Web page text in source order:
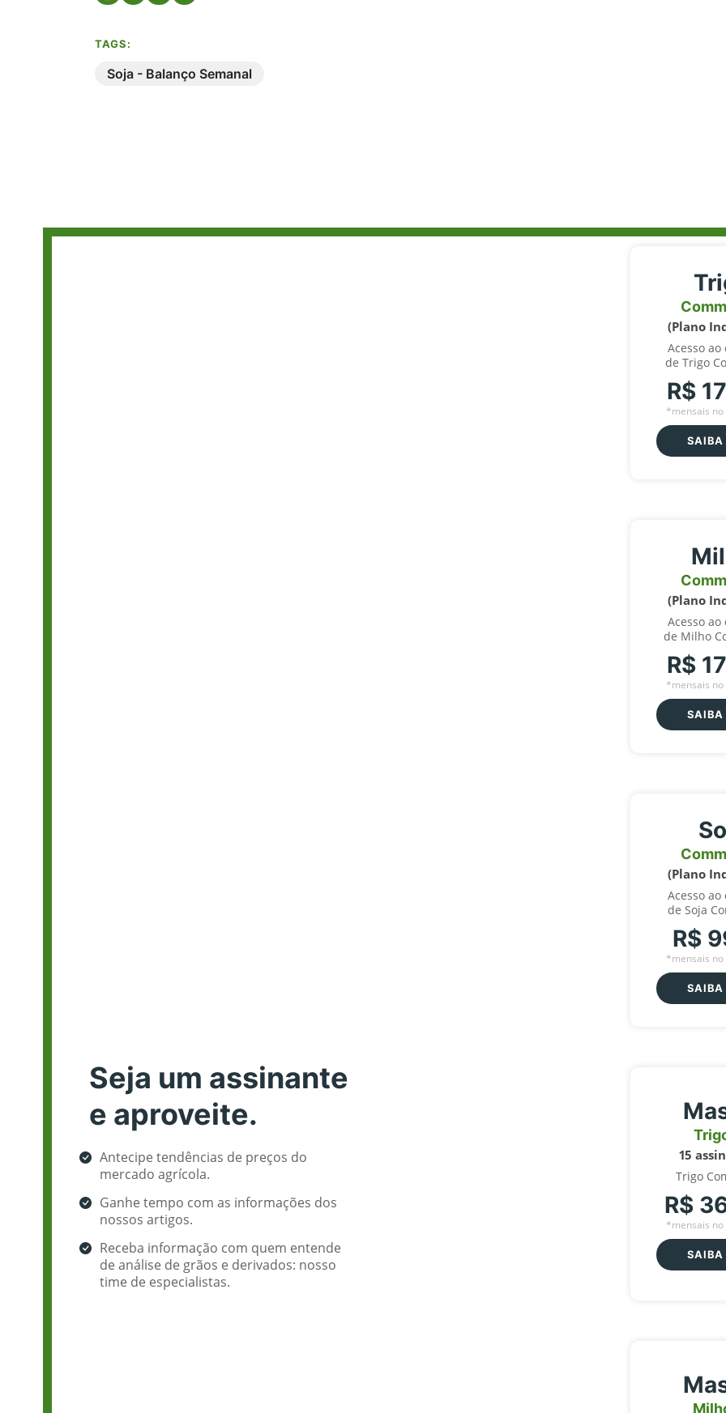
TAGS:
Soja - Balanço Semanal
Seja um assinante
e aproveite.
Antecipe tendências de preços do
mercado agrícola.
Ganhe tempo com as informações dos
nossos artigos.
Receba informação com quem entende
de análise de grãos e derivados: nosso
time de especialistas.
(Plano
Acesso
de Trigo
R$
*mensais no
SAIBA
(Plano
Acesso
de Milho
R$
*mensais no
SAIBA
(Plano
Acesso
de Soja
R$
*mensais no
SAIBA
15
Trigo
R$
*mensais no
SAIBA